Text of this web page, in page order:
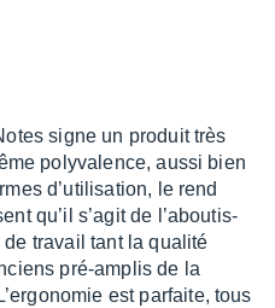
signe un produit très
poly­va­lence, aussi bien
d’uti­li­sa­tion, le rend
qu’il s’agit de l’abou­tis­
travail tant la qualité
pré-amplis de la
est parfaite, tous